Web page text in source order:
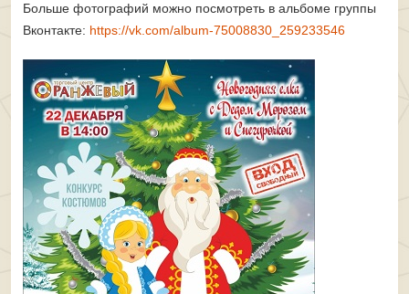
Больше фотографий можно посмотреть в альбоме группы
Вконтакте: https://vk.com/album-75008830_259233546